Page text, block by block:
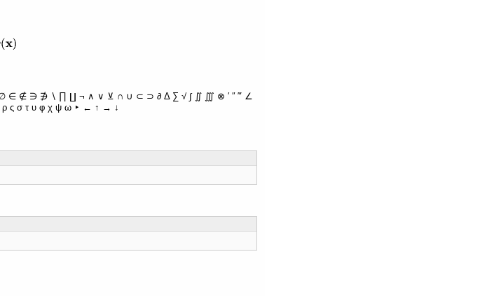
∉ ∋ ∌ ∖ ∏ ∐ ¬ ∧ ∨ ⊻ ∩ ∪ ⊂ ⊃ ∂ Δ ∑ √ ∫ ∬ ∭ ⊗ ′ ″ ‴ ∠
ρ ς σ τ υ φ χ ψ ω ‣ ← ↑ → ↓